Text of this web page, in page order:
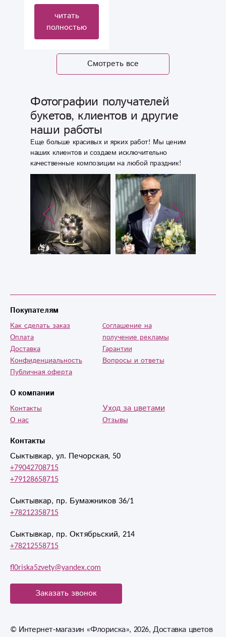
обращаюсь в этот
цветочный
магазин
Флориска!
Учитываются все
готовятся и
доставляются
букеты!!!
Молодцы!!! Браво
работникам и
руководителю
Екатерине
Владимировне!!!
Спасибо!!!
читать
полностью
Смотреть все
Фотографии получателей
букетов, клиентов и другие
наши работы
Еще больше красивых и ярких работ! Мы ценим
наших клиентов и создаем исключительно
качественные композиции на любой праздник!
Контакты
Сыктывкар, ул. Печорская, 50
+79042708715
+79128658715
Сыктывкар, пр. Бумажников 36/1
+78212358715
Сыктывкар, пр. Октябрьский, 214
+78212558715
fl0riska5zvety@yandex.com
Заказать звонок
Покупателям
Как сделать заказ
Оплата
Доставка
Конфиденциальность
Публичная оферта
Cоглашение на
получение рекламы
Гарантии
Вопросы и ответы
О компании
Контакты
О нас
Уход за цветами
Отзывы
© Интернет-магазин «Флориска», 2026, Доставка цветов